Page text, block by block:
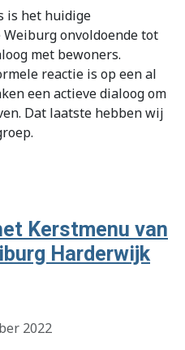
is het huidige
onvoldoende tot
met bewoners.
reactie is op een al
een actieve dialoog om
Dat laatste hebben wij
Kerstmenu van
Harderwijk
2022